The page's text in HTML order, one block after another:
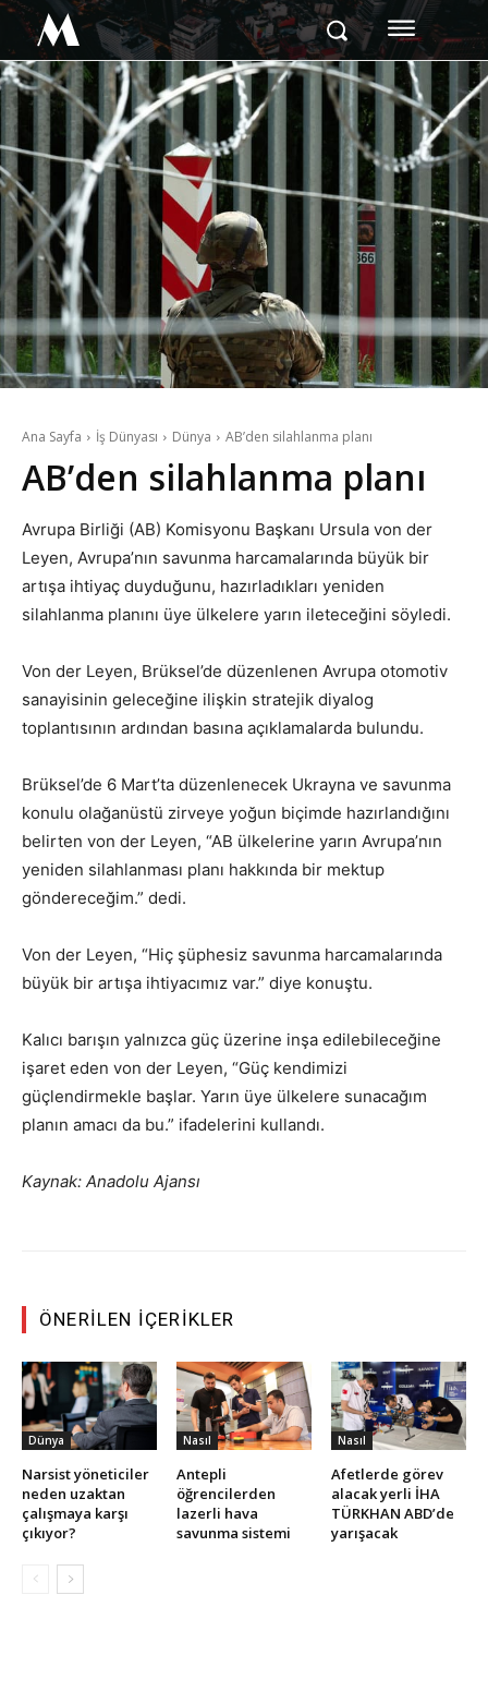
M
Ana Sayfa İş Dünyası Dünya AB’den silahlanma planı
AB’den silahlanma planı
Avrupa Birliği (AB) Komisyonu Başkanı Ursula von der
Leyen, Avrupa’nın savunma harcamalarında büyük bir
artışa ihtiyaç duyduğunu, hazırladıkları yeniden
silahlanma planını üye ülkelere yarın ileteceğini söyledi.
Von der Leyen, Brüksel’de düzenlenen Avrupa otomotiv
sanayisinin geleceğine ilişkin stratejik diyalog
toplantısının ardından basına açıklamalarda bulundu.
Brüksel’de 6 Mart’ta düzenlenecek Ukrayna ve savunma
konulu olağanüstü zirveye yoğun biçimde hazırlandığını
belirten von der Leyen, “AB ülkelerine yarın Avrupa’nın
yeniden silahlanması planı hakkında bir mektup
göndereceğim.” dedi.
Von der Leyen, “Hiç şüphesiz savunma harcamalarında
büyük bir artışa ihtiyacımız var.” diye konuştu.
Kalıcı barışın yalnızca güç üzerine inşa edilebileceğine
işaret eden von der Leyen, “Güç kendimizi
güçlendirmekle başlar. Yarın üye ülkelere sunacağım
planın amacı da bu.” ifadelerini kullandı.
Kaynak: Anadolu Ajansı
ÖNERILEN İÇERIKLER
Dünya
Narsist yöneticiler
neden uzaktan
çalışmaya karşı
çıkıyor?
Nasıl
Antepli
öğrencilerden
lazerli hava
savunma sistemi
Nasıl
Afetlerde görev
alacak yerli İHA
TÜRKHAN ABD’de
yarışacak